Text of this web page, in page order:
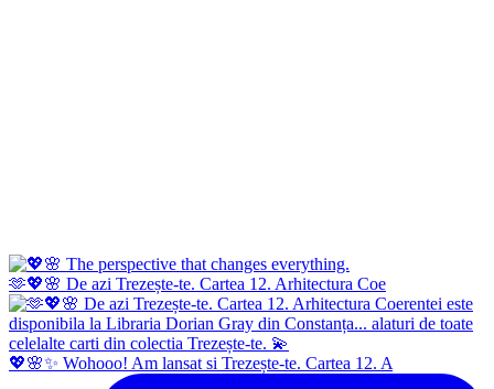
🫶💖🌸 De azi Trezește-te. Cartea 12. Arhitectura Coe
💖🌸✨ Wohooo! Am lansat si Trezește-te. Cartea 12. A